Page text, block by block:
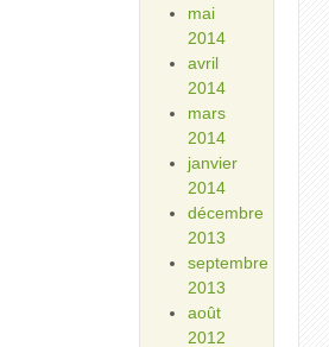
mai
2014
avril
2014
mars
2014
janvier
2014
décembre
2013
septembre
2013
août
2012